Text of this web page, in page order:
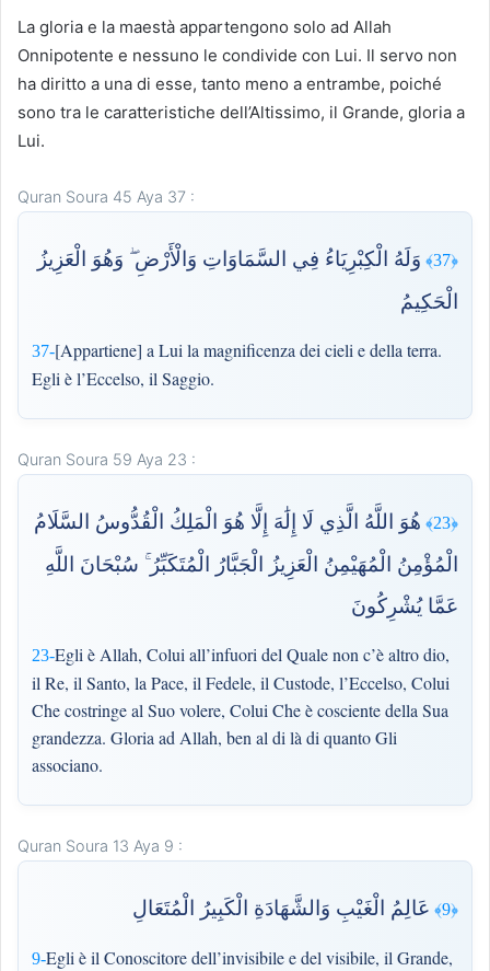
La gloria e la maestà appartengono solo ad Allah
Onnipotente e nessuno le condivide con Lui. Il servo non
ha diritto a una di esse, tanto meno a entrambe, poiché
sono tra le caratteristiche dell’Altissimo, il Grande, gloria a
Lui.
Quran Soura 45 Aya 37 :
﴿37﴾
وَلَهُ الْكِبْرِيَاءُ فِي السَّمَاوَاتِ وَالْأَرْضِ ۖ وَهُوَ الْعَزِيزُ
الْحَكِيمُ
37-[Appartiene] a Lui la magnificenza dei cieli e della terra.
Egli è l’Eccelso, il Saggio.
Quran Soura 59 Aya 23 :
﴿23﴾
هُوَ اللَّهُ الَّذِي لَا إِلَٰهَ إِلَّا هُوَ الْمَلِكُ الْقُدُّوسُ السَّلَامُ
الْمُؤْمِنُ الْمُهَيْمِنُ الْعَزِيزُ الْجَبَّارُ الْمُتَكَبِّرُ ۚ سُبْحَانَ اللَّهِ
عَمَّا يُشْرِكُونَ
23-Egli è Allah, Colui all’infuori del Quale non c’è altro dio,
il Re, il Santo, la Pace, il Fedele, il Custode, l’Eccelso, Colui
Che costringe al Suo volere, Colui Che è cosciente della Sua
grandezza. Gloria ad Allah, ben al di là di quanto Gli
associano.
Quran Soura 13 Aya 9 :
﴿9﴾ عَالِمُ الْغَيْبِ وَالشَّهَادَةِ الْكَبِيرُ الْمُتَعَالِ
9-Egli è il Conoscitore dell’invisibile e del visibile, il Grande,